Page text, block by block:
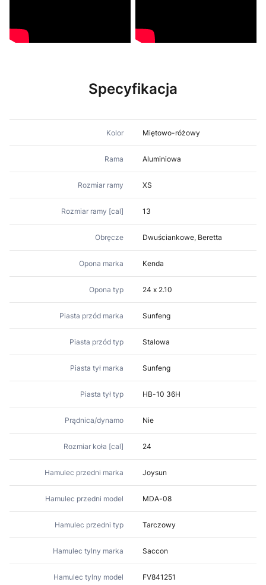
Specyfikacja
Kolor Miętowo-różowy
Rama Aluminiowa
Rozmiar ramy XS
Rozmiar ramy [cal] 13
Obręcze Dwuściankowe, Beretta
Opona marka Kenda
Opona typ 24 x 2.10
Piasta przód marka Sunfeng
Piasta przód typ Stalowa
Piasta tył marka Sunfeng
Piasta tył typ HB-10 36H
Prądnica/dynamo Nie
Rozmiar koła [cal] 24
Hamulec przedni marka Joysun
Hamulec przedni model MDA-08
Hamulec przedni typ Tarczowy
Hamulec tylny marka Saccon
Hamulec tylny model FV841251